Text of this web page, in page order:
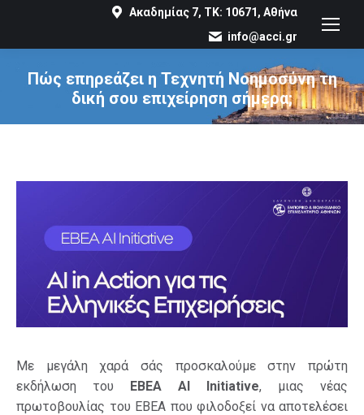
Ακαδημίας 7, ΤΚ: 10671, Αθήνα
info@acci.gr
Πώς επηρεάζει η Τεχνητή Νοημοσύνη τη
δική σου επιχείρηση σήμερα;
You are here:
Με μεγάλη χαρά σάς προσκαλούμε στην πρώτη
εκδήλωση του EBEA AI Initiative, μιας νέας
πρωτοβουλίας του ΕΒΕΑ που φιλοδοξεί να αποτελέσει